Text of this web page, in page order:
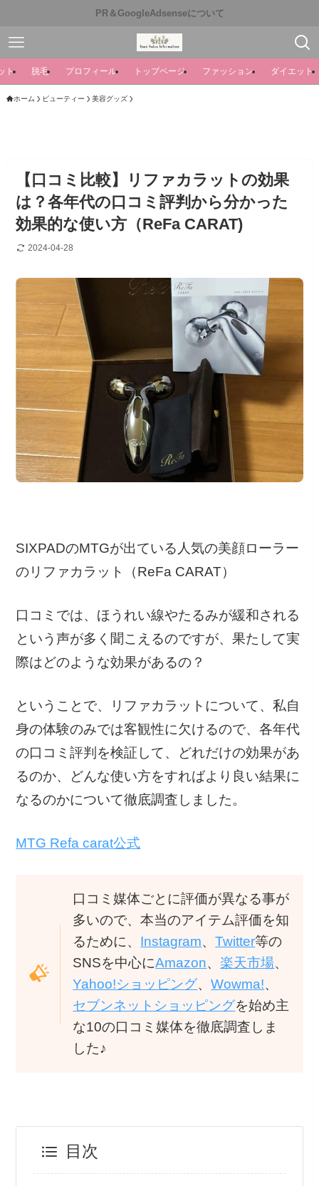
PR＆GoogleAdsenseについて
ト 脱毛 プロフィール トップページ ファッション ダイエット
ホーム ビューティー 美容グッズ
【口コミ比較】リファカラットの効果
は？各年代の口コミ評判から分かった
効果的な使い方（ReFa CARAT)
2024-04-28
SIXPADのMTGが出ている人気の美顔ローラー
のリファカラット（ReFa CARAT）
口コミでは、ほうれい線やたるみが緩和される
という声が多く聞こえるのですが、果たして実
際はどのような効果があるの？
ということで、リファカラットについて、私自
身の体験のみでは客観性に欠けるので、各年代
の口コミ評判を検証して、どれだけの効果があ
るのか、どんな使い方をすればより良い結果に
なるのかについて徹底調査しました。
MTG Refa carat公式
口コミ媒体ごとに評価が異なる事が
多いので、本当のアイテム評価を知
るために、 Instagram、Twitter等の
SNSを中心にAmazon、楽天市場、
Yahoo!ショッピング、Wowma!、
セブンネットショッピングを始め主
な10の口コミ媒体を徹底調査しま
した♪
目次